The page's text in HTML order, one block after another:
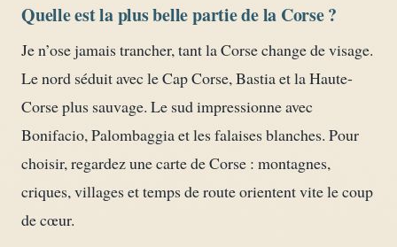
Quelle est la plus belle partie de la Corse ?
Je n’ose jamais trancher, tant la Corse change de visage.
Le nord séduit avec le Cap Corse, Bastia et la Haute-
Corse plus sauvage. Le sud impressionne avec
Bonifacio, Palombaggia et les falaises blanches. Pour
choisir, regardez une carte de Corse : montagnes,
criques, villages et temps de route orientent vite le coup
de cœur.